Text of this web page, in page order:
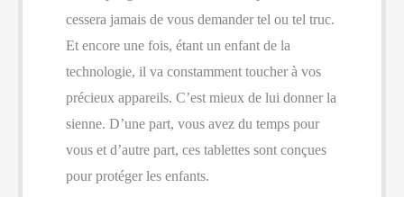
cessera jamais de vous demander tel ou tel truc.
Et encore une fois, étant un enfant de la
technologie, il va constamment toucher à vos
précieux appareils. C’est mieux de lui donner la
sienne. D’une part, vous avez du temps pour
vous et d’autre part, ces tablettes sont conçues
pour protéger les enfants.